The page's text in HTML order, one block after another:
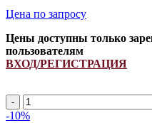
Цена по запросу
Цены доступны только
пользователям
ВХОД/РЕГИСТРАЦИЯ
A
1570Li/
-10%